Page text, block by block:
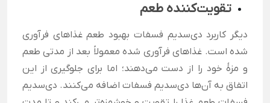
تقویت‌کننده طعم
دیگر کاربرد دی‌سدیم فسفات بهبود طعم غذاهای فرآوری
شده است. غذاهای فرآوری شده معمولاً بعد از مدتی طعم
و مزهٔ خود را از دست می‌دهند؛ اما برای جلوگیری از این
اتفاق به آن‌ها دی‌سدیم فسفات اضافه می‌کنند. دی‌سدیم